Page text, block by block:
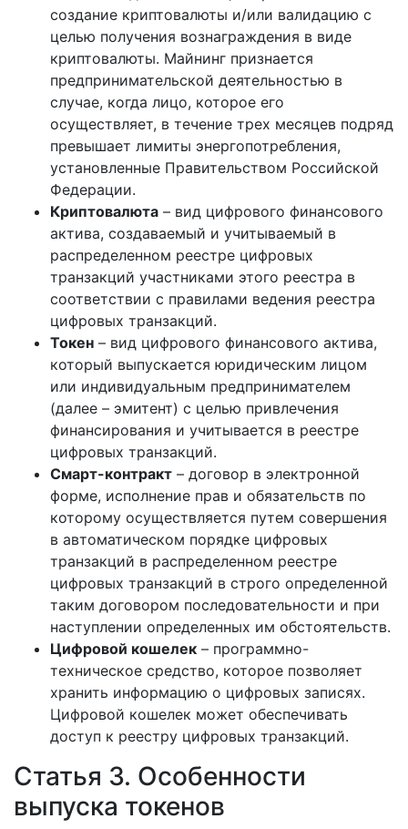
создание криптовалюты и/или валидацию с
целью получения вознаграждения в виде
криптовалюты. Майнинг признается
предпринимательской деятельностью в
случае, когда лицо, которое его
осуществляет, в течение трех месяцев подряд
превышает лимиты энергопотребления,
установленные Правительством Российской
Федерации.
Криптовалюта – вид цифрового финансового
актива, создаваемый и учитываемый в
распределенном реестре цифровых
транзакций участниками этого реестра в
соответствии с правилами ведения реестра
цифровых транзакций.
Токен – вид цифрового финансового актива,
который выпускается юридическим лицом
или индивидуальным предпринимателем
(далее – эмитент) с целью привлечения
финансирования и учитывается в реестре
цифровых транзакций.
Смарт-контракт – договор в электронной
форме, исполнение прав и обязательств по
которому осуществляется путем совершения
в автоматическом порядке цифровых
транзакций в распределенном реестре
цифровых транзакций в строго определенной
таким договором последовательности и при
наступлении определенных им обстоятельств.
Цифровой кошелек – программно-
техническое средство, которое позволяет
хранить информацию о цифровых записях.
Цифровой кошелек может обеспечивать
доступ к реестру цифровых транзакций.
Статья 3. Особенности
выпуска токенов